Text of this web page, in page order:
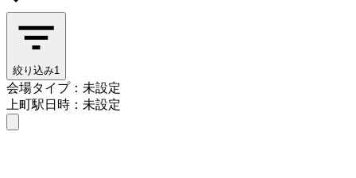
絞り込み1
会場タイプ：未設定
上町駅日時：未設定